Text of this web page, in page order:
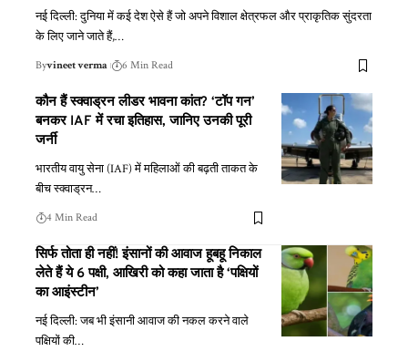
नई दिल्ली: दुनिया में कई देश ऐसे हैं जो अपने विशाल क्षेत्रफल और प्राकृतिक सुंदरता
के लिए जाने जाते हैं,…
Byvineet verma 6 Min Read
कौन हैं स्क्वाड्रन लीडर भावना कांत? ‘टॉप गन’
बनकर IAF में रचा इतिहास, जानिए उनकी पूरी
जर्नी
भारतीय वायु सेना (IAF) में महिलाओं की बढ़ती ताकत के
बीच स्क्वाड्रन…
4 Min Read
सिर्फ तोता ही नहीं! इंसानों की आवाज हूबहू निकाल
लेते हैं ये 6 पक्षी, आखिरी को कहा जाता है ‘पक्षियों
का आइंस्टीन’
नई दिल्ली: जब भी इंसानी आवाज की नकल करने वाले
पक्षियों की…